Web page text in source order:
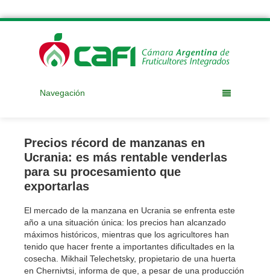
Navegación
Precios récord de manzanas en
Ucrania: es más rentable venderlas
para su procesamiento que
exportarlas
El mercado de la manzana en Ucrania se enfrenta este
año a una situación única: los precios han alcanzado
máximos históricos, mientras que los agricultores han
tenido que hacer frente a importantes dificultades en la
cosecha. Mikhail Telechetsky, propietario de una huerta
en Chernivtsi, informa de que, a pesar de una producción